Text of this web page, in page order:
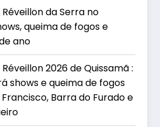
da Serra no
queima de fogos e
ano
2026 de Quissamã :
shows e queima de fogos
Barra do Furado e